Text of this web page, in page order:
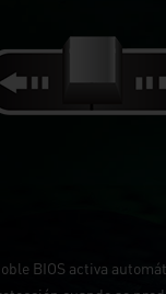
BIOS activa